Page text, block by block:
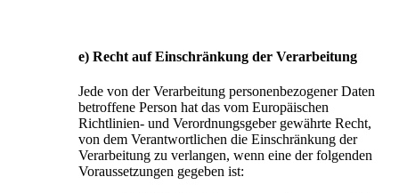
e) Recht auf Einschränkung der Verarbeitung
Jede von der Verarbeitung personenbezogener Daten
betroffene Person hat das vom Europäischen
Richtlinien- und Verordnungsgeber gewährte Recht,
von dem Verantwortlichen die Einschränkung der
Verarbeitung zu verlangen, wenn eine der folgenden
Voraussetzungen gegeben ist: